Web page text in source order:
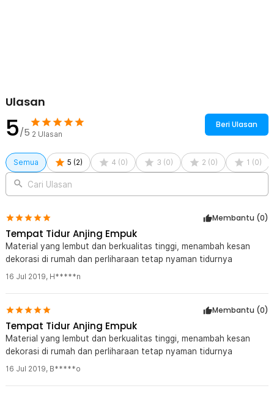
Ulasan
5/5 2 Ulasan
Beri Ulasan
Semua 5 (2) 4 (0) 3 (0) 2 (0) 1 (0)
Cari Ulasan
Membantu (0)
Tempat Tidur Anjing Empuk
Material yang lembut dan berkualitas tinggi, menambah kesan
dekorasi di rumah dan perliharaan tetap nyaman tidurnya
16 Jul 2019, H*****n
Membantu (0)
Tempat Tidur Anjing Empuk
Material yang lembut dan berkualitas tinggi, menambah kesan
dekorasi di rumah dan perliharaan tetap nyaman tidurnya
16 Jul 2019, B*****o